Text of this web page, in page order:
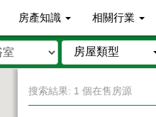
房產知識 相關行業
房屋類型
搜索結果: 1 個在售房源